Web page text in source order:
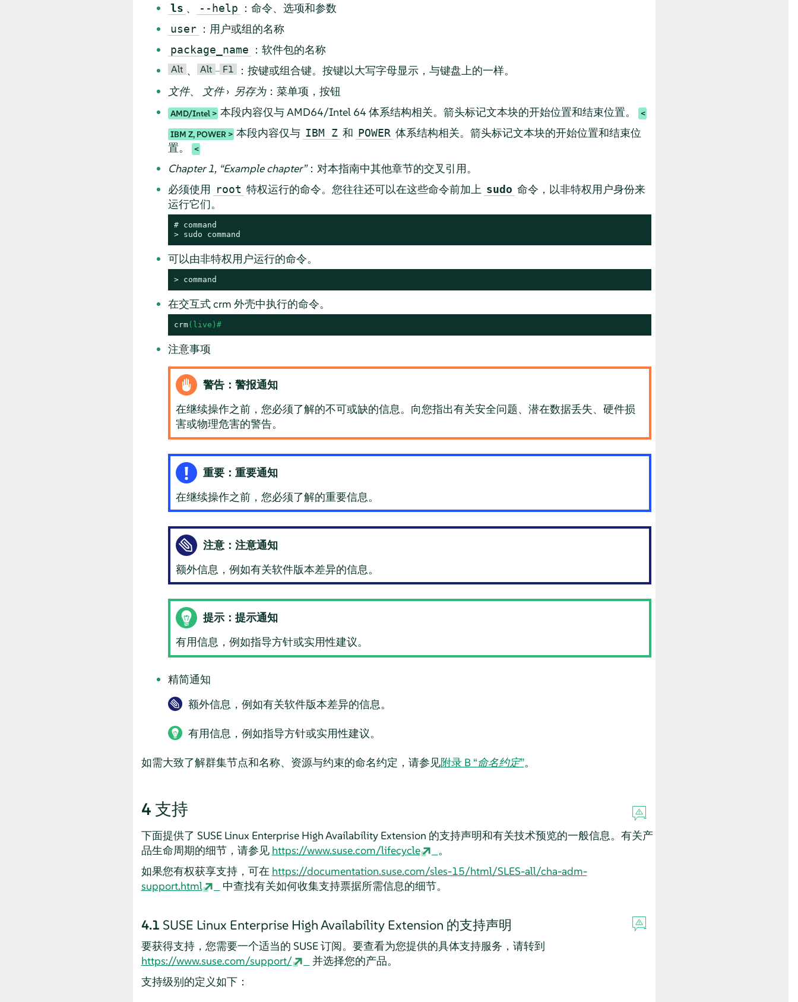
ls 、 --help ：命令、选项和参数
user ：用户或组的名称
package_name ：软件包的名称
Alt 、 Alt – F1
：按键或组合键。按键以大写字母显示，与键盘上的一样。
文件、 文件› 另存为：菜单项，按钮
AMD/Intel 本段内容仅与 AMD64/Intel 64 体系结构相关。箭头标记文本块的开始位置和结束位置。
IBM Z, POWER 本段内容仅与 IBM Z 和 POWER 体系结构相关。箭头标记文本块的开始位置和结束位
置。
Chapter 1, “Example chapter”：对本指南中其他章节的交叉引用。
必须使用
root 特权运行的命令。您往往还可以在这些命令前加上 sudo 命令，以非特权用户身份来
运行它们。
# command
> sudo command
可以由非特权用户运行的命令。
> command
在交互式 crm 外壳中执行的命令。
crm(live)#
注意事项
警告：警报通知
在继续操作之前，您必须了解的不可或缺的信息。向您指出有关安全问题、潜在数据丢失、硬件损
害或物理危害的警告。
重要：重要通知
在继续操作之前，您必须了解的重要信息。
注意：注意通知
额外信息，例如有关软件版本差异的信息。
提示：提示通知
有用信息，例如指导方针或实用性建议。
精简通知
额外信息，例如有关软件版本差异的信息。
有用信息，例如指导方针或实用性建议。
如需大致了解群集节点和名称、资源与约束的命名约定，请参见附录 B “命名约定”。
4 支持
下面提供了 SUSE Linux Enterprise High Availability Extension 的支持声明和有关技术预览的一般信息。有关产
品生命周期的细节，请参见 https://www.suse.com/lifecycle
。
如果您有权获享支持，可在 https://documentation.suse.com/sles-15/html/SLES-all/cha-adm-
support.html
中查找有关如何收集支持票据所需信息的细节。
4.1 SUSE Linux Enterprise High Availability Extension 的支持声明
要获得支持，您需要一个适当的 SUSE 订阅。要查看为您提供的具体支持服务，请转到
https://www.suse.com/support/
并选择您的产品。
支持级别的定义如下：